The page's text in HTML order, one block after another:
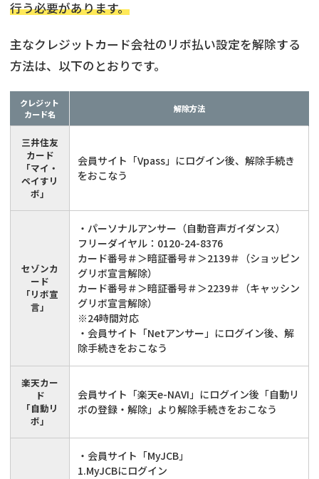
行う必要があります。
主なクレジットカード会社のリボ払い設定を解除する
方法は、以下のとおりです。
クレジット
カード名
解除方法
三井住友
カード
「マイ・
ペイすリ
ボ」
会員サイト「Vpass」にログイン後、解除手続き
をおこなう
セゾンカ
ード
「リボ宣
言」
・パーソナルアンサー（自動音声ガイダンス）
フリーダイヤル：0120-24-8376
カード番号＃＞暗証番号＃＞2139＃（ショッピン
グリボ宣言解除）
カード番号＃＞暗証番号＃＞2239＃（キャッシン
グリボ宣言解除）
※24時間対応
・会員サイト「Netアンサー」にログイン後、解
除手続きをおこなう
楽天カー
ド
「自動リ
ボ」
会員サイト「楽天e-NAVI」にログイン後「自動リ
ボの登録・解除」より解除手続きをおこなう
・会員サイト「MyJCB」
1.MyJCBにログイン